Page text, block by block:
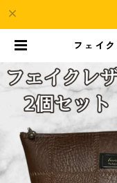
フェイ
入れ ハ